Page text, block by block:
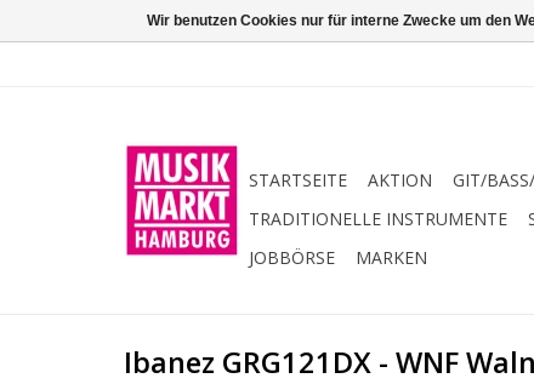
STARTSEITE AKTION GIT/
TRADITIONELLE INSTRUMENTE
JOBBÖRSE
MARKEN
Ibanez GRG121DX - WNF
Wir benutzen Cookies nur für interne Zwecke um den